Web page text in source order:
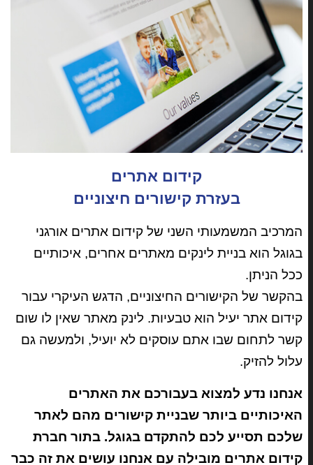
קידום אתרים
בעזרת קישורים חיצוניים
המרכיב המשמעותי השני של קידום אתרים אורגני
בגוגל הוא בניית לינקים מאתרים אחרים, איכותיים
ככל הניתן.
בהקשר של הקישורים החיצוניים, הדגש העיקרי עבור
קידום אתר יעיל הוא טבעיות. לינק מאתר שאין לו שום
קשר לתחום שבו אתם עוסקים לא יועיל, ולמעשה גם
עלול להזיק.
אנחנו נדע למצוא בעבורכם את האתרים
האיכותיים ביותר שבניית קישורים מהם לאתר
שלכם תסייע לכם להתקדם בגוגל. בתור חברת
קידום אתרים מובילה עם אנחנו עושים את זה כבר